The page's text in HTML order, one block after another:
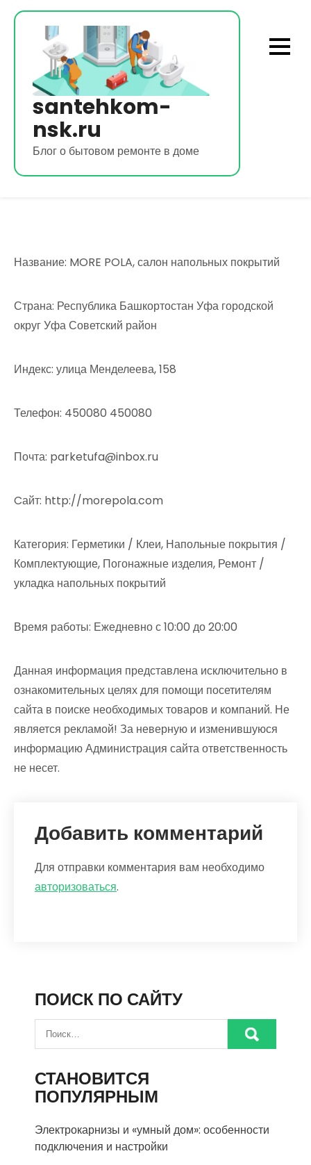
Перейти
содержимому
santehkom-
nsk.ru
Блог о бытовом ремонте в доме
Название: MORE POLA, салон напольных покрытий
Страна: Республика Башкортостан Уфа городской
округ Уфа Советский район
Индекс: улица Менделеева, 158
Телефон: 450080 450080
Почта: parketufa@inbox.ru
Cайт: http://morepola.com
Категория: Герметики / Клеи, Напольные покрытия /
Комплектующие, Погонажные изделия, Ремонт /
укладка напольных покрытий
Время работы: Ежедневно с 10:00 до 20:00
Данная информация представлена исключительно в
ознакомительных целях для помощи посетителям
сайта в поиске необходимых товаров и компаний. Не
является рекламой! За неверную и изменившуюся
информацию Администрация сайта ответственность
не несет.
Добавить комментарий
Для отправки комментария вам необходимо
авторизоваться.
ПОИСК ПО САЙТУ
СТАНОВИТСЯ
ПОПУЛЯРНЫМ
Электрокарнизы и «умный дом»: особенности
подключения и настройки